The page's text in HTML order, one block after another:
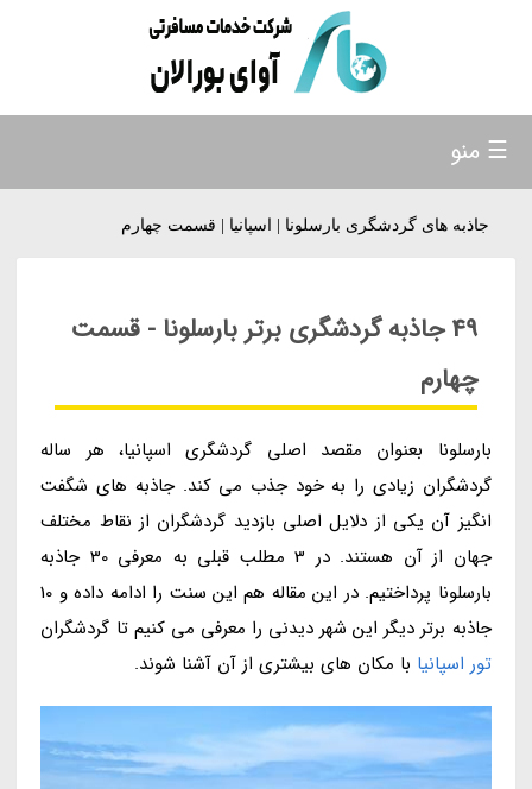
جاذبه های گردشگری بارسلونا | اسپانیا | قسمت چهارم
49 جاذبه گردشگری برتر بارسلونا - قسمت
چهارم
بارسلونا بعنوان مقصد اصلی گردشگری اسپانیا، هر ساله
گردشگران زیادی را به خود جذب می کند. جاذبه های شگفت
انگیز آن یکی از دلایل اصلی بازدید گردشگران از نقاط مختلف
جهان از آن هستند. در 3 مطلب قبلی به معرفی 30 جاذبه
بارسلونا پرداختیم. در این مقاله هم این سنت را ادامه داده و 10
جاذبه برتر دیگر این شهر دیدنی را معرفی می کنیم تا گردشگران
تور اسپانیا با مکان های بیشتری از آن آشنا شوند.
☰ منو